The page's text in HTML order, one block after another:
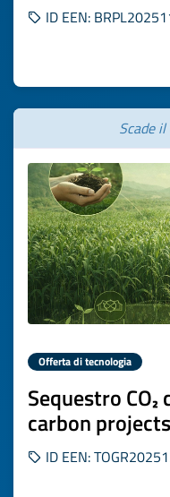
ID EEN:
Scade il
Offerta di tecnologia
Sequestro
carbon
ID EEN: